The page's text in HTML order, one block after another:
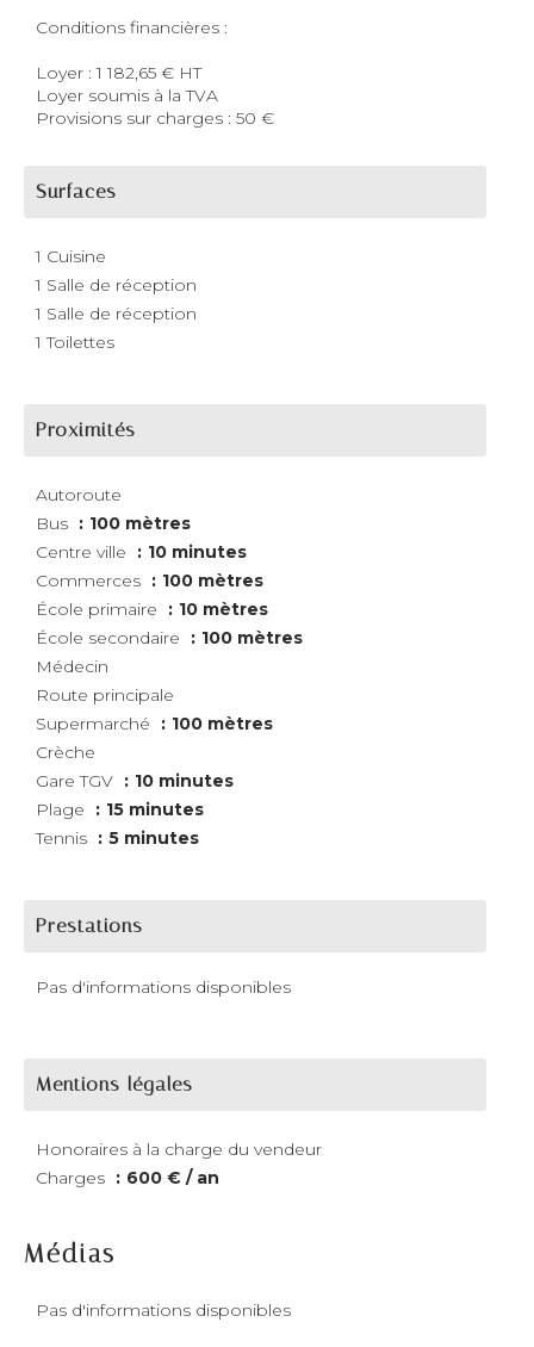
Conditions financières :
Loyer : 1 182,65 € HT
Loyer soumis à la TVA
Provisions sur charges : 50 €
Surfaces
1 Cuisine
1 Salle de réception
1 Salle de réception
1 Toilettes
Proximités
Autoroute
Bus
100 mètres
Centre ville
10 minutes
Commerces
100 mètres
École primaire
10 mètres
École secondaire
100 mètres
Médecin
Route principale
Supermarché
100 mètres
Crèche
Gare TGV
10 minutes
Plage
15 minutes
Tennis
5 minutes
Prestations
Pas d'informations disponibles
Mentions légales
Honoraires à la charge du vendeur
Charges
600 € / an
Médias
Pas d'informations disponibles